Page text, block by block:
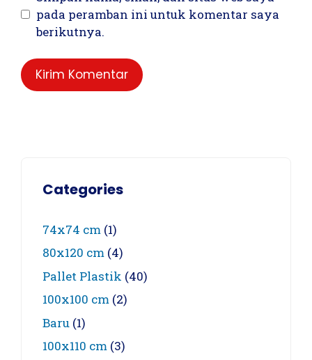
pada peramban ini untuk komentar saya
berikutnya.
Categories
74x74 cm (1)
80x120 cm (4)
Pallet Plastik (40)
100x100 cm (2)
Baru (1)
100x110 cm (3)